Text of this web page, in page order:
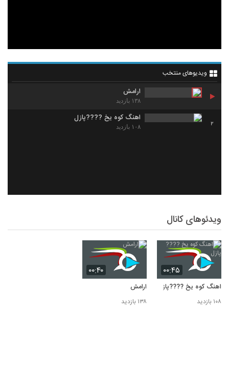
ویدیوهای منتخب
ارامش
۱۳۸ بازدید
2
اهنگ کوه یخ ????پازل
۱۰۸ بازدید
ویدئوهای کانال
۰۰:۴۵
اهنگ کوه یخ ????پازل
۱۰۸ بازدید
۰۰:۴۰
ارامش
۱۳۸ بازدید